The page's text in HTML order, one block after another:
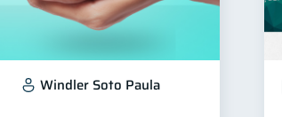
Windler Soto Paula